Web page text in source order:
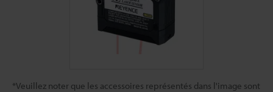
*Veuillez noter que les accessoires représentés dans l'image sont